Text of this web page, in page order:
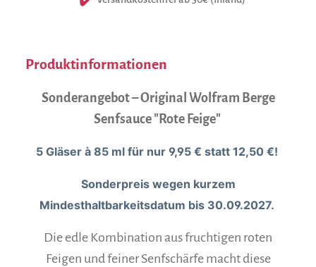
Produktinformationen
Sonderangebot – Original Wolfram Berge
Senfsauce "Rote Feige"
5 Gläser à 85 ml für nur 9,95 € statt 12,50 €!
Sonderpreis wegen kurzem
Mindesthaltbarkeitsdatum bis 30.09.2027.
Die edle Kombination aus fruchtigen roten
Feigen und feiner Senfschärfe macht diese